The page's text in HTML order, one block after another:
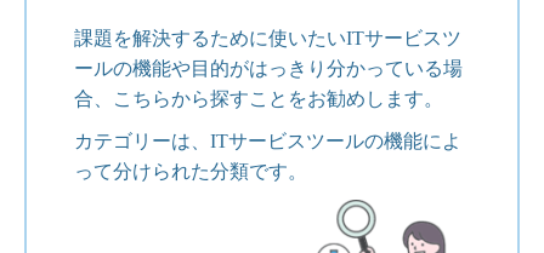
課題を解決するために使いたいITサービスツ
ールの機能や目的がはっきり分かっている場
合、こちらから探すことをお勧めします。
カテゴリーは、ITサービスツールの機能によ
って分けられた分類です。